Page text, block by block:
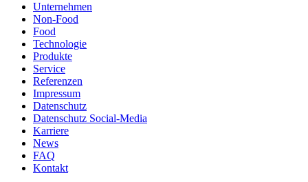
Unternehmen
Non-Food
Food
Technologie
Produkte
Service
Referenzen
Impressum
Datenschutz
Datenschutz Social-Media
Karriere
News
FAQ
Kontakt